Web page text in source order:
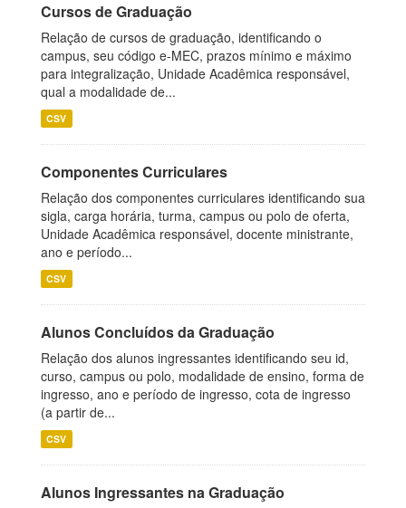
Cursos de Graduação
Relação de cursos de graduação, identificando o
campus, seu código e-MEC, prazos mínimo e máximo
para integralização, Unidade Acadêmica responsável,
qual a modalidade de...
CSV
Componentes Curriculares
Relação dos componentes curriculares identificando sua
sigla, carga horária, turma, campus ou polo de oferta,
Unidade Acadêmica responsável, docente ministrante,
ano e período...
CSV
Alunos Concluídos da Graduação
Relação dos alunos ingressantes identificando seu id,
curso, campus ou polo, modalidade de ensino, forma de
ingresso, ano e período de ingresso, cota de ingresso
(a partir de...
CSV
Alunos Ingressantes na Graduação